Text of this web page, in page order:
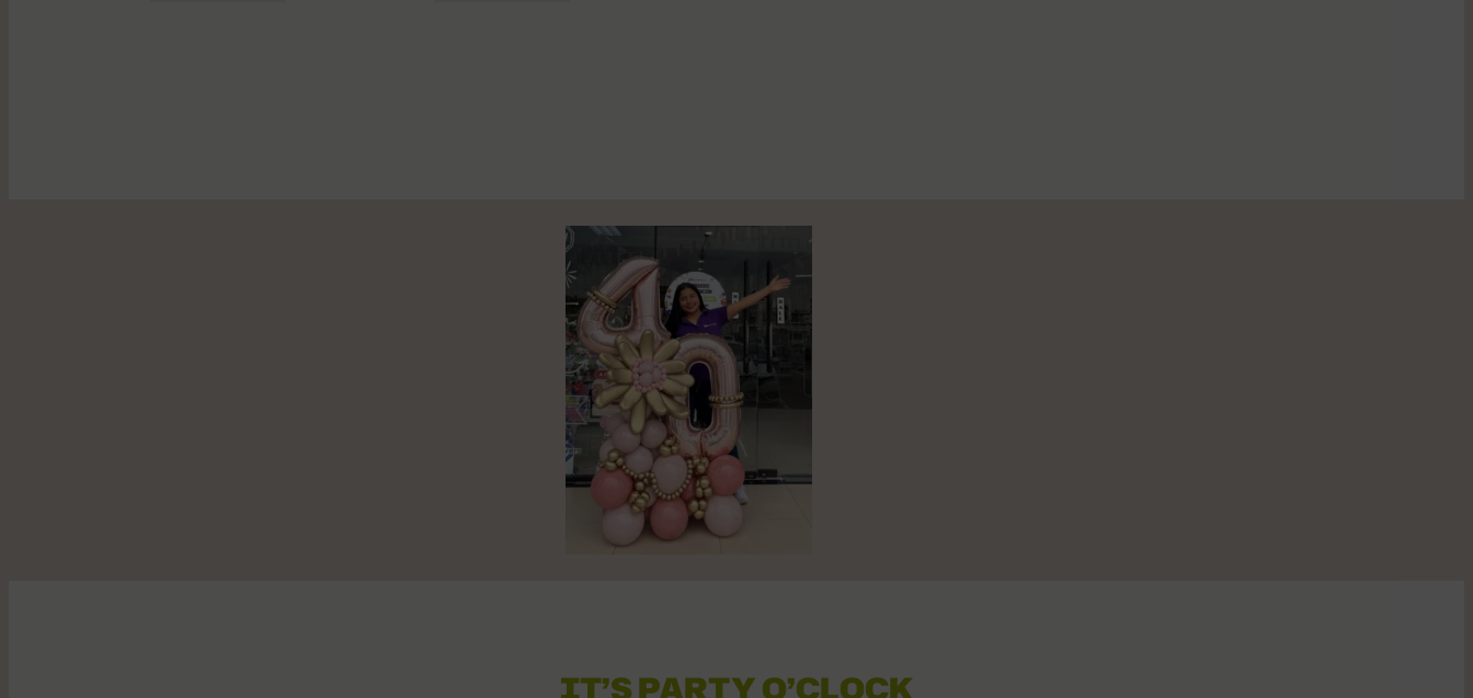
IT’S PARTY O’CLOCK